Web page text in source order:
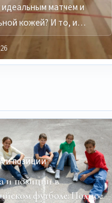
матчем и
кожей? И то, и…
И ПОЗИЦИИ
и позиции в
футболе: Полное